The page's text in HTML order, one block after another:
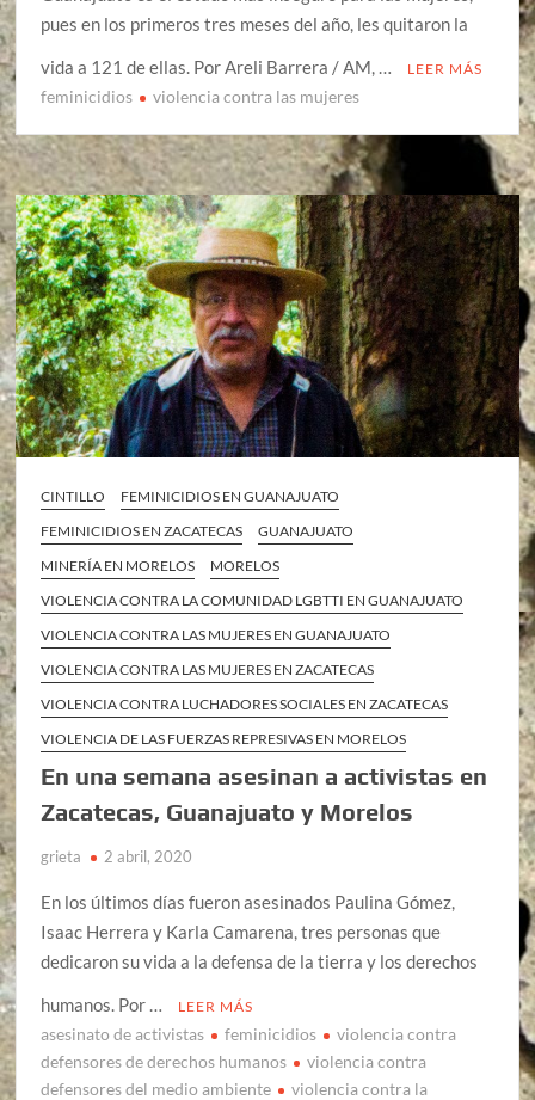
pues en los primeros tres meses del año, les quitaron la
vida a 121 de ellas. Por Areli Barrera / AM, …
LEER MÁS
feminicidios violencia contra las mujeres
CINTILLO
FEMINICIDIOS EN GUANAJUATO
FEMINICIDIOS EN ZACATECAS
GUANAJUATO
MINERÍA EN MORELOS
MORELOS
VIOLENCIA CONTRA LA COMUNIDAD LGBTTI EN GUANAJUATO
VIOLENCIA CONTRA LAS MUJERES EN GUANAJUATO
VIOLENCIA CONTRA LAS MUJERES EN ZACATECAS
VIOLENCIA CONTRA LUCHADORES SOCIALES EN ZACATECAS
VIOLENCIA DE LAS FUERZAS REPRESIVAS EN MORELOS
En una semana asesinan a activistas en
Zacatecas, Guanajuato y Morelos
grieta 2 abril, 2020
En los últimos días fueron asesinados Paulina Gómez,
Isaac Herrera y Karla Camarena, tres personas que
dedicaron su vida a la defensa de la tierra y los derechos
humanos. Por …
LEER MÁS
asesinato de activistas feminicidios
violencia contra
defensores de derechos humanos
violencia contra
defensores del medio ambiente
violencia contra la